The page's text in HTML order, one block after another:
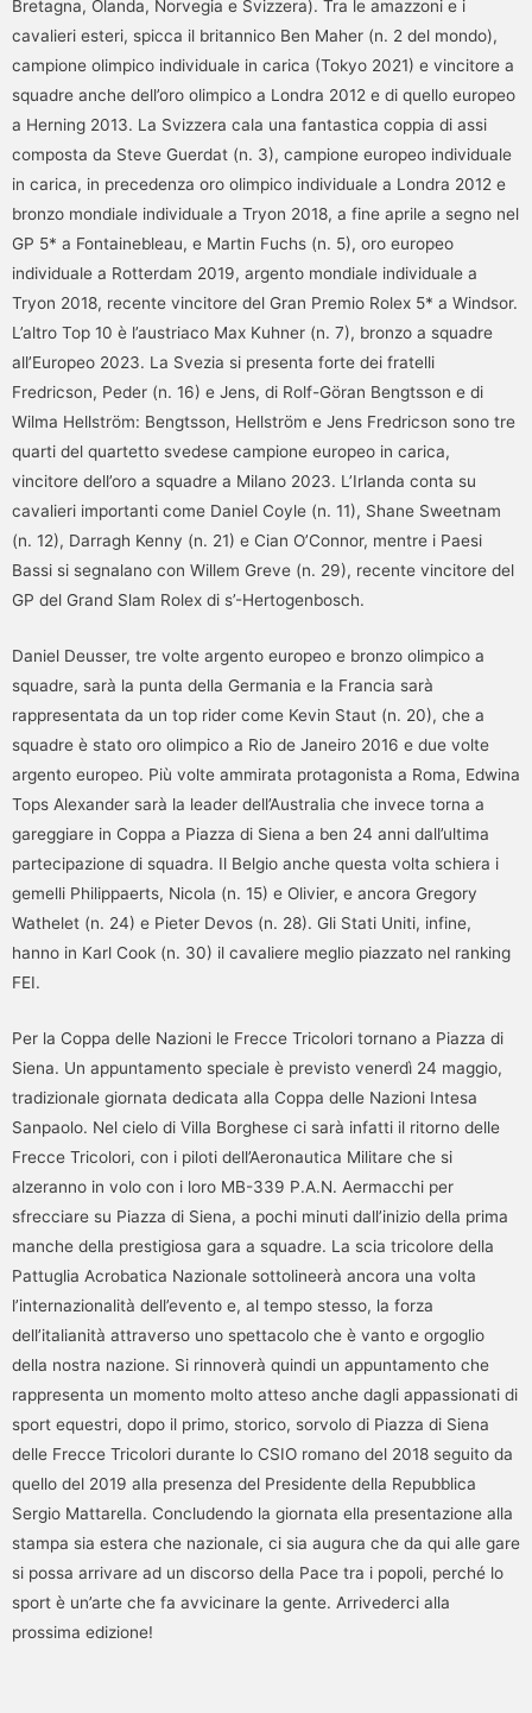
Bretagna, Olanda, Norvegia e Svizzera). Tra le amazzoni e i
cavalieri esteri, spicca il britannico Ben Maher (n. 2 del mondo),
campione olimpico individuale in carica (Tokyo 2021) e vincitore a
squadre anche dell’oro olimpico a Londra 2012 e di quello europeo
a Herning 2013. La Svizzera cala una fantastica coppia di assi
composta da Steve Guerdat (n. 3), campione europeo individuale
in carica, in precedenza oro olimpico individuale a Londra 2012 e
bronzo mondiale individuale a Tryon 2018, a fine aprile a segno nel
GP 5* a Fontainebleau, e Martin Fuchs (n. 5), oro europeo
individuale a Rotterdam 2019, argento mondiale individuale a
Tryon 2018, recente vincitore del Gran Premio Rolex 5* a Windsor.
L’altro Top 10 è l’austriaco Max Kuhner (n. 7), bronzo a squadre
all’Europeo 2023. La Svezia si presenta forte dei fratelli
Fredricson, Peder (n. 16) e Jens, di Rolf-Göran Bengtsson e di
Wilma Hellström: Bengtsson, Hellström e Jens Fredricson sono tre
quarti del quartetto svedese campione europeo in carica,
vincitore dell’oro a squadre a Milano 2023. L’Irlanda conta su
cavalieri importanti come Daniel Coyle (n. 11), Shane Sweetnam
(n. 12), Darragh Kenny (n. 21) e Cian O’Connor, mentre i Paesi
Bassi si segnalano con Willem Greve (n. 29), recente vincitore del
GP del Grand Slam Rolex di s’-Hertogenbosch.
Daniel Deusser, tre volte argento europeo e bronzo olimpico a
squadre, sarà la punta della Germania e la Francia sarà
rappresentata da un top rider come Kevin Staut (n. 20), che a
squadre è stato oro olimpico a Rio de Janeiro 2016 e due volte
argento europeo. Più volte ammirata protagonista a Roma, Edwina
Tops Alexander sarà la leader dell’Australia che invece torna a
gareggiare in Coppa a Piazza di Siena a ben 24 anni dall’ultima
partecipazione di squadra. Il Belgio anche questa volta schiera i
gemelli Philippaerts, Nicola (n. 15) e Olivier, e ancora Gregory
Wathelet (n. 24) e Pieter Devos (n. 28). Gli Stati Uniti, infine,
hanno in Karl Cook (n. 30) il cavaliere meglio piazzato nel ranking
FEI.
Per la Coppa delle Nazioni le Frecce Tricolori tornano a Piazza di
Siena. Un appuntamento speciale è previsto venerdì 24 maggio,
tradizionale giornata dedicata alla Coppa delle Nazioni Intesa
Sanpaolo. Nel cielo di Villa Borghese ci sarà infatti il ritorno delle
Frecce Tricolori, con i piloti dell’Aeronautica Militare che si
alzeranno in volo con i loro MB-339 P.A.N. Aermacchi per
sfrecciare su Piazza di Siena, a pochi minuti dall’inizio della prima
manche della prestigiosa gara a squadre. La scia tricolore della
Pattuglia Acrobatica Nazionale sottolineerà ancora una volta
l’internazionalità dell’evento e, al tempo stesso, la forza
dell’italianità attraverso uno spettacolo che è vanto e orgoglio
della nostra nazione. Si rinnoverà quindi un appuntamento che
rappresenta un momento molto atteso anche dagli appassionati di
sport equestri, dopo il primo, storico, sorvolo di Piazza di Siena
delle Frecce Tricolori durante lo CSIO romano del 2018 seguito da
quello del 2019 alla presenza del Presidente della Repubblica
Sergio Mattarella. Concludendo la giornata ella presentazione alla
stampa sia estera che nazionale, ci sia augura che da qui alle gare
si possa arrivare ad un discorso della Pace tra i popoli, perché lo
sport è un’arte che fa avvicinare la gente. Arrivederci alla
prossima edizione!